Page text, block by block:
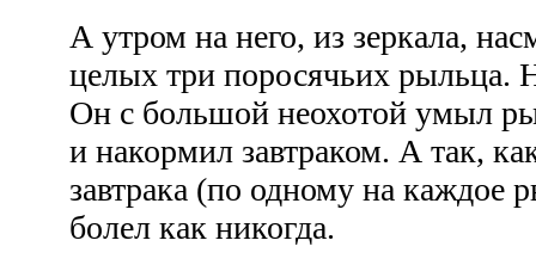
А утром на него, из зеркала,
целых три поросячьих рыльца.
Он с большой неохотой умыл
и накормил завтраком. А так,
завтрака (по одному на каждое
болел как никогда.